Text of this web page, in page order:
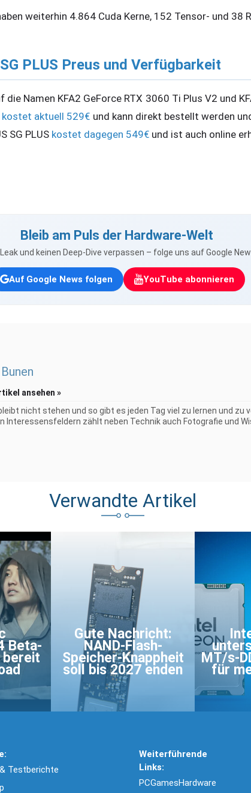
weiterhin 4.864 Cuda Kerne, 152 Tensor- und 38
PLUS Preus und Verfügbarkeit
die Namen KFA2 GeForce RTX 3060 Ti Plus V2 und
kostet aktuell 529€ und kann direkt bestellt werden
SG PLUS kostet dagegen 549€ und ist auch online
Bleib am Puls der Hardware-Welt
und keinen Deep-Dive verpassen – folge uns auf Google
Auf Google News folgen YouTube abonnieren
ansehen »
nicht stehen und so gibt es jeden Tag viel zu lernen und zu
Interessensfeldern zählt neben Technik auch Fotografie und
Verwandte Artikel
Beta-
Gute Nachricht:
NAND-Flash-
Speicher-Knappheit
soll bis 2027 enden
MT/s-
für
Testberichte
Weiterführende
Links:
PCGamesHardware